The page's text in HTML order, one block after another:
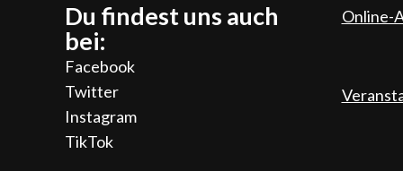
Du findest uns auch
bei:
Facebook
Twitter
Instagram
TikTok
Online-